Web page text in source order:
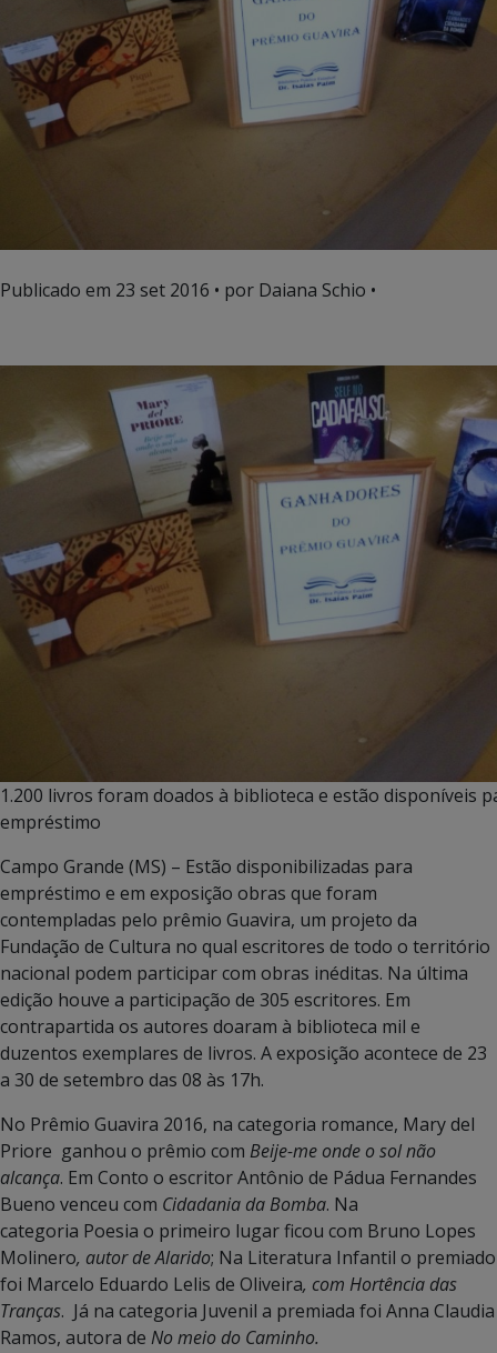
Publicado em 23 set 2016 • por Daiana Schio •
1.200 livros foram doados à biblioteca e estão disponíveis
empréstimo
Campo Grande (MS) – Estão disponibilizadas para
empréstimo e em exposição obras que foram
contempladas pelo prêmio Guavira, um projeto da
Fundação de Cultura no qual escritores de todo o território
nacional podem participar com obras inéditas. Na última
edição houve a participação de 305 escritores. Em
contrapartida os autores doaram à biblioteca mil e
duzentos exemplares de livros. A exposição acontece de 23
a 30 de setembro das 08 às 17h.
No Prêmio Guavira 2016, na categoria romance, Mary del
Priore ganhou o prêmio com Beije-me onde o sol não
alcança. Em Conto o escritor Antônio de Pádua Fernandes
Bueno venceu com Cidadania da Bomba. Na
categoria Poesia o primeiro lugar ficou com Bruno Lopes
Molinero, autor deAlarido; Na Literatura Infantil o premiado
foi Marcelo Eduardo Lelis de Oliveira, com Hortência das
Tranças. Já na categoria Juvenil a premiada foi Anna Claudia
Ramos, autora de No meio do Caminho.